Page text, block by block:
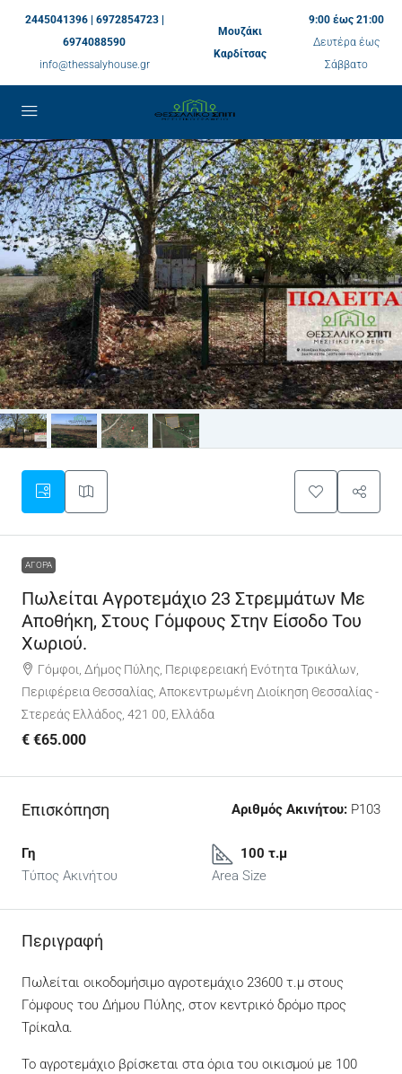
2445041396 | 6972854723 |
6974088590
info@thessalyhouse.gr
Μουζάκι
Καρδίτσας
9:00 έως 21:00
Δευτέρα έως
Σάββατο
ΑΓΟΡΆ
Πωλείται Αγροτεμάχιο 23 Στρεμμάτων Με
Αποθήκη, Στους Γόμφους Στην Είσοδο Του
Χωριού.
Γόμφοι, Δήμος Πύλης, Περιφερειακή Ενότητα Τρικάλων,
Περιφέρεια Θεσσαλίας, Αποκεντρωμένη Διοίκηση Θεσσαλίας -
Στερεάς Ελλάδος, 421 00, Ελλάδα
€ €65.000
Επισκόπηση Αριθμός Ακινήτου: P103
Γη
Τύπος Ακινήτου
100 τ.μ
Area Size
Περιγραφή
Πωλείται οικοδομήσιμο αγροτεμάχιο 23600 τ.μ στους
Γόμφους του Δήμου Πύλης, στον κεντρικό δρόμο προς
Τρίκαλα.
Το αγροτεμάχιο βρίσκεται στα όρια του οικισμού με 100